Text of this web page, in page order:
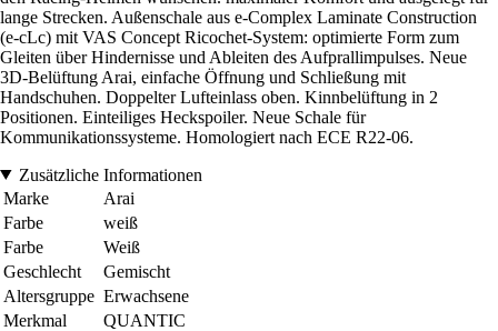
lange Strecken. Außenschale aus e-Complex Laminate Construction
(e-cLc) mit VAS Concept Ricochet-System: optimierte Form zum
Gleiten über Hindernisse und Ableiten des Aufprallimpulses. Neue
3D-Belüftung Arai, einfache Öffnung und Schließung mit
Handschuhen. Doppelter Lufteinlass oben. Kinnbelüftung in 2
Positionen. Einteiliges Heckspoiler. Neue Schale für
Kommunikationssysteme. Homologiert nach ECE R22-06.
Zusätzliche Informationen
Marke
Arai
Farbe
weiß
Farbe
Weiß
Geschlecht
Gemischt
Altersgruppe Erwachsene
Merkmal
QUANTIC